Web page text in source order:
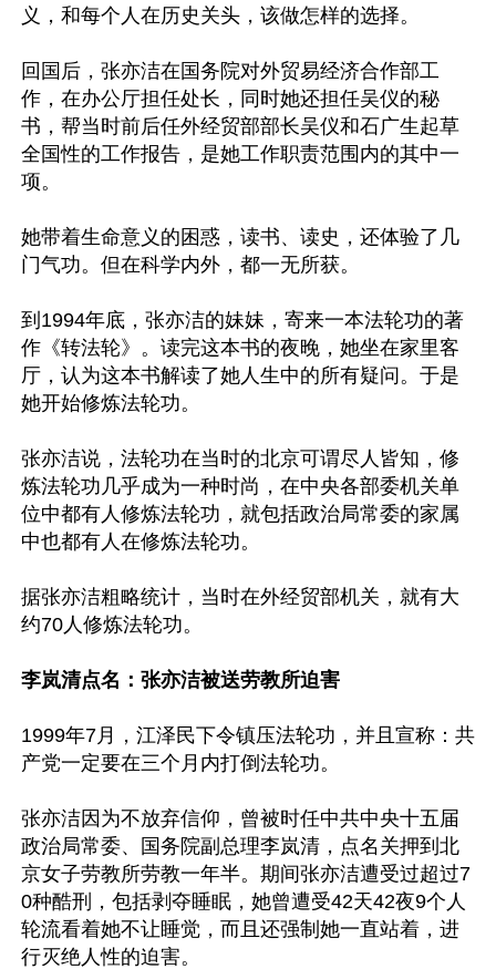
义，和每个人在历史关头，该做怎样的选择。
回国后，张亦洁在国务院对外贸易经济合作部工
作，在办公厅担任处长，同时她还担任吴仪的秘
书，帮当时前后任外经贸部部长吴仪和石广生起草
全国性的工作报告，是她工作职责范围内的其中一
项。
她带着生命意义的困惑，读书、读史，还体验了几
门气功。但在科学内外，都一无所获。
到1994年底，张亦洁的妹妹，寄来一本法轮功的著
作《转法轮》。读完这本书的夜晚，她坐在家里客
厅，认为这本书解读了她人生中的所有疑问。于是
她开始修炼法轮功。
张亦洁说，法轮功在当时的北京可谓尽人皆知，修
炼法轮功几乎成为一种时尚，在中央各部委机关单
位中都有人修炼法轮功，就包括政治局常委的家属
中也都有人在修炼法轮功。
据张亦洁粗略统计，当时在外经贸部机关，就有大
约70人修炼法轮功。
李岚清点名：张亦洁被送劳教所迫害
1999年7月，江泽民下令镇压法轮功，并且宣称：共
产党一定要在三个月内打倒法轮功。
张亦洁因为不放弃信仰，曾被时任中共中央十五届
政治局常委、国务院副总理李岚清，点名关押到北
京女子劳教所劳教一年半。期间张亦洁遭受过超过7
0种酷刑，包括剥夺睡眠，她曾遭受42天42夜9个人
轮流看着她不让睡觉，而且还强制她一直站着，进
行灭绝人性的迫害。